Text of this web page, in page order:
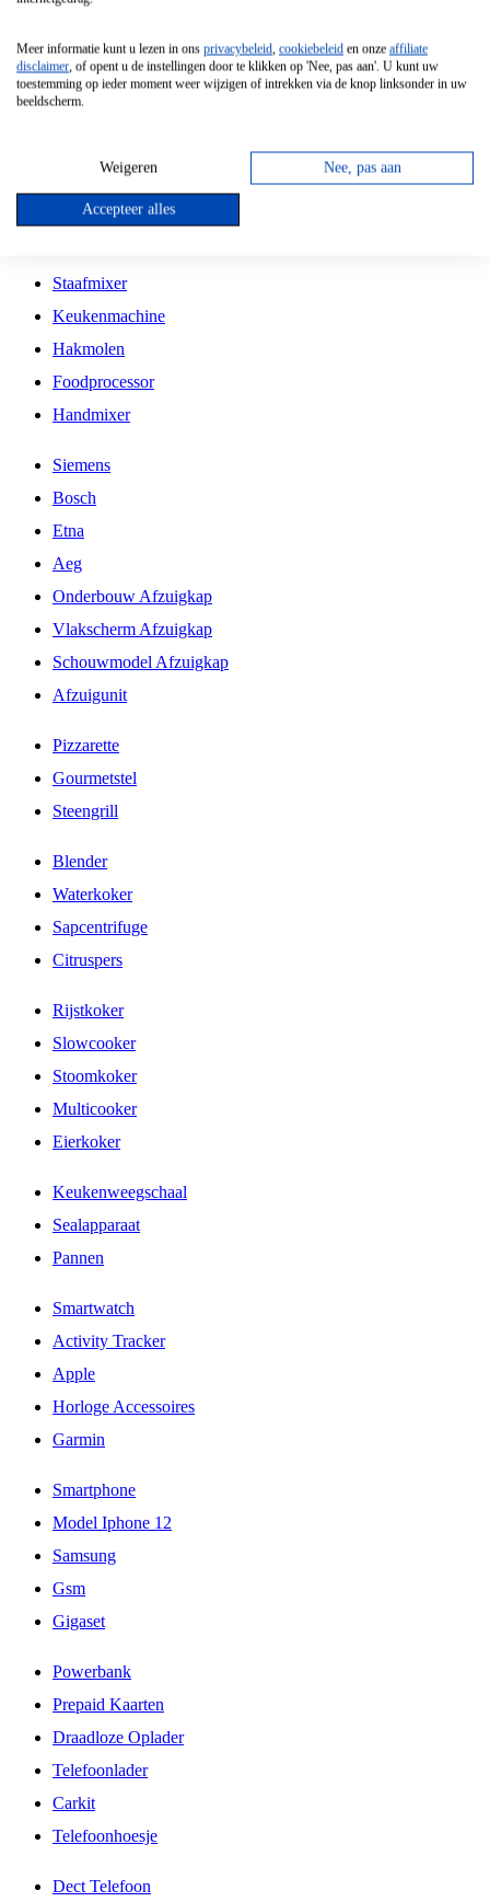
Vrijstaande Magnetron
Vrijstaande Kookplaat
Inbouw Gaskookplaat
Inbouw Keramische Kookplaat
Kookplaat Accessoires
Staafmixer
Keukenmachine
Hakmolen
Foodprocessor
Handmixer
Siemens
Bosch
Etna
Aeg
Onderbouw Afzuigkap
Vlakscherm Afzuigkap
Schouwmodel Afzuigkap
Afzuigunit
Pizzarette
Gourmetstel
Steengrill
Blender
Waterkoker
Sapcentrifuge
Citruspers
Rijstkoker
Slowcooker
Stoomkoker
Multicooker
Eierkoker
Keukenweegschaal
Sealapparaat
Pannen
Smartwatch
Activity Tracker
Apple
Horloge Accessoires
Garmin
Smartphone
Model Iphone 12
Samsung
Gsm
Gigaset
Powerbank
Prepaid Kaarten
Draadloze Oplader
Telefoonlader
Carkit
Telefoonhoesje
Dect Telefoon
Meer informatie kunt u lezen in ons privacybeleid, cookiebeleid en onze affiliate
disclaimer, of opent u de instellingen door te klikken op 'Nee, pas aan'. U kunt uw
toestemming op ieder moment weer wijzigen of intrekken via de knop linksonder in uw
beeldscherm.
Weigeren Nee, pas aan
Accepteer alles